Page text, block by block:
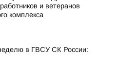
и ветеранов
комплекса
в ГВСУ СК России: